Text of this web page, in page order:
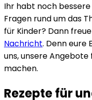
Ihr habt noch
Fragen rund um das
für Kinder? Dann
Nachricht. Denn eure
uns, unsere
machen.
Rezepte für